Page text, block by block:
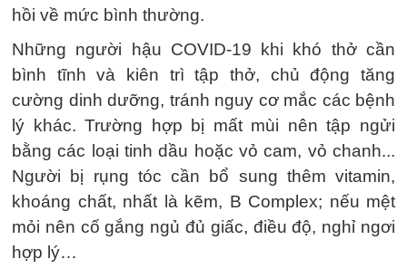
hồi về mức bình thường.
Những người hậu COVID-19 khi khó thở cần
bình tĩnh và kiên trì tập thở, chủ động tăng
cường dinh dưỡng, tránh nguy cơ mắc các bệnh
lý khác. Trường hợp bị mất mùi nên tập ngửi
bằng các loại tinh dầu hoặc vỏ cam, vỏ chanh...
Người bị rụng tóc cần bổ sung thêm vitamin,
khoáng chất, nhất là kẽm, B Complex; nếu mệt
mỏi nên cố gắng ngủ đủ giấc, điều độ, nghỉ ngơi
hợp lý…